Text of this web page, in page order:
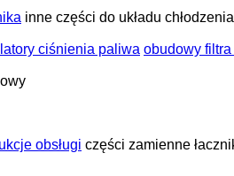
inne części do układu chłodzenia
ciśnienia paliwa obudowy
obsługi części zamienne